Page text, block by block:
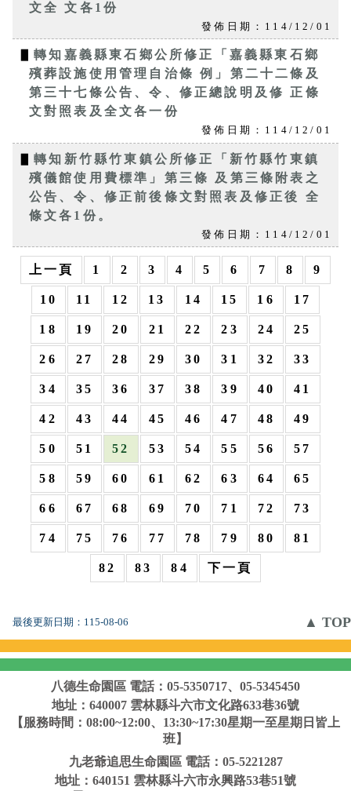
文全 文各1份
發佈日期：114/12/01
▋轉知嘉義縣東石鄉公所修正「嘉義縣東石鄉
殯葬設施使用管理自治條 例」第二十二條及
第三十七條公告、令、修正總說明及修 正條
文對照表及全文各一份
發佈日期：114/12/01
▋轉知新竹縣竹東鎮公所修正「新竹縣竹東鎮
殯儀館使用費標準」第三條 及第三條附表之
公告、令、修正前後條文對照表及修正後 全
條文各1份。
發佈日期：114/12/01
上一頁 1 2 3 4 5 6 7 8 9
10 11 12 13 14 15 16 17
18 19 20 21 22 23 24 25
26 27 28 29 30 31 32 33
34 35 36 37 38 39 40 41
42 43 44 45 46 47 48 49
50 51 52 53 54 55 56 57
58 59 60 61 62 63 64 65
66 67 68 69 70 71 72 73
74 75 76 77 78 79 80 81
82 83 84 下一頁
最後更新日期： 115-08-06 ▲ TOP
八德生命園區 電話：05-5350717、05-5345450
地址：640007 雲林縣斗六市文化路633巷36號
【服務時間：08:00~12:00、13:30~17:30星期一至星期日皆上
班】
九老爺追思生命園區 電話：05-5221287
地址：640151 雲林縣斗六市永興路53巷51號